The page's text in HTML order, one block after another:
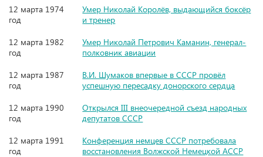
12 марта 1974
год
Умер Николай Королёв, выдающийся боксёр
и тренер
12 марта 1982
год
Умер Николай Петрович Каманин, генерал-
полковник авиации
12 марта 1987
год
В.И. Шумаков впервые в СССР провёл
успешную пересадку донорского сердца
12 марта 1990
год
Открылся III внеочередной съезд народных
депутатов СССР
12 марта 1991
год
Конференция немцев СССР потребовала
восстановления Волжской Немецкой АССР